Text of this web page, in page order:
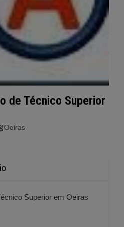
de Técnico Superior
Oeiras
Superior em Oeiras